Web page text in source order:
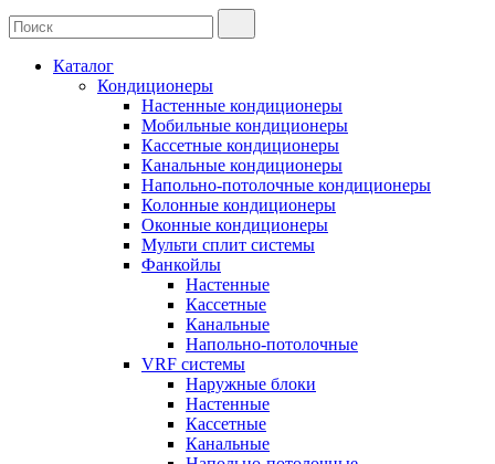
Каталог
Кондиционеры
Настенные кондиционеры
Мобильные кондиционеры
Кассетные кондиционеры
Канальные кондиционеры
Напольно-потолочные кондиционеры
Колонные кондиционеры
Оконные кондиционеры
Мульти сплит системы
Фанкойлы
Настенные
Кассетные
Канальные
Напольно-потолочные
VRF системы
Наружные блоки
Настенные
Кассетные
Канальные